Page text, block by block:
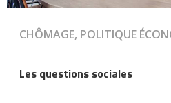
CHÔMAGE, POLITIQUE
Les questions sociales